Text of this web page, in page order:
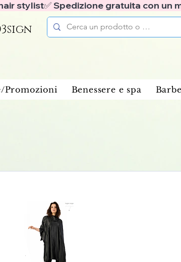
stylist✅ Spedizione gratuita con un
Promozioni Benessere e spa